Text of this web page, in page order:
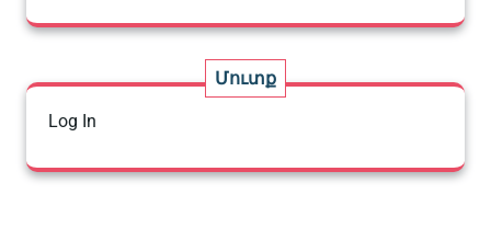
Մուտք
Log In